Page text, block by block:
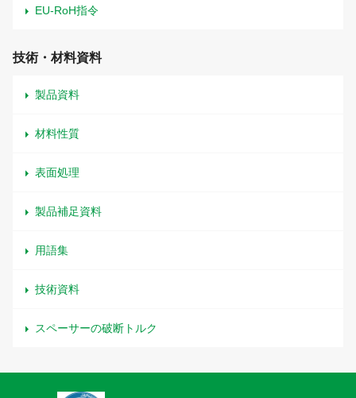
EU-RoH指令
技術・材料資料
製品資料
材料性質
表面処理
製品補足資料
用語集
技術資料
スペーサーの破断トルク